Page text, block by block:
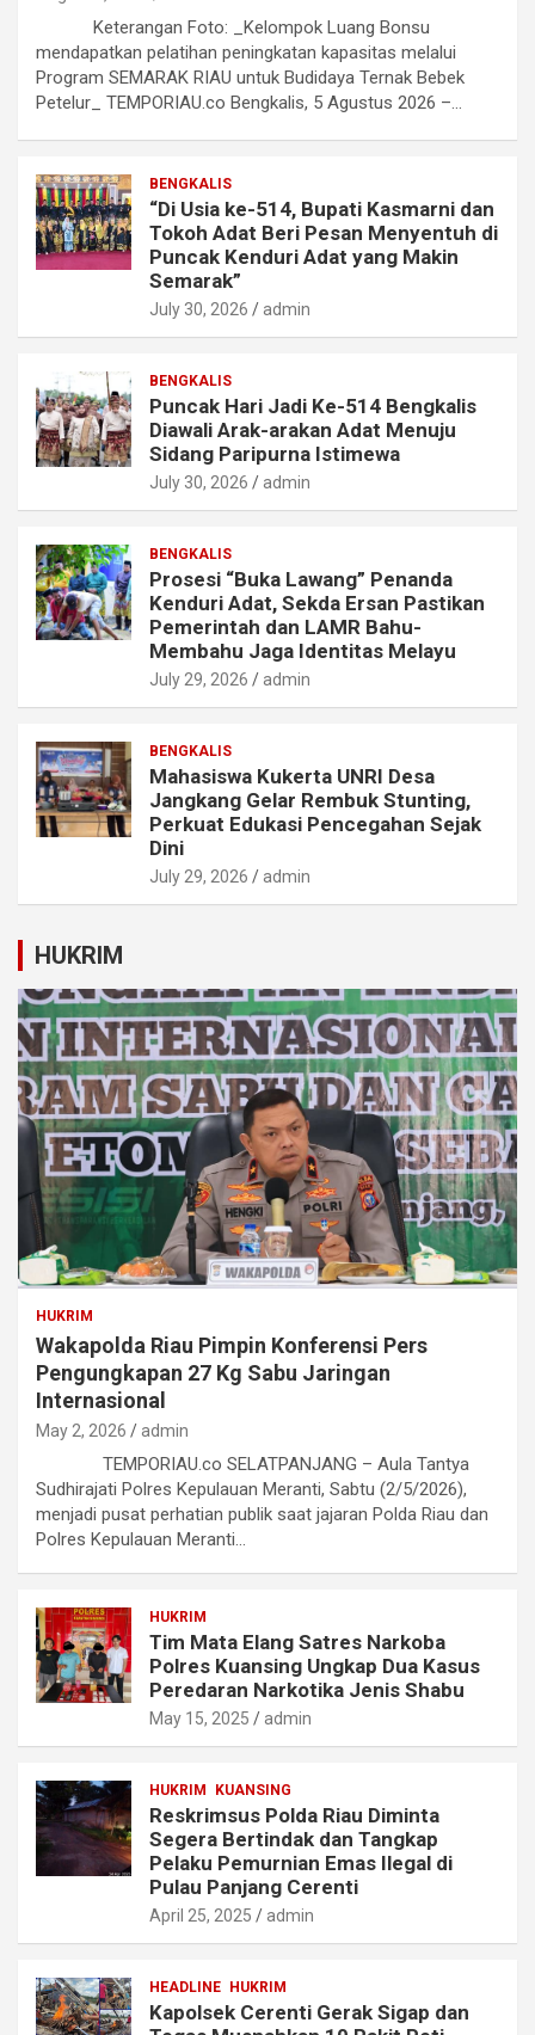
Keterangan Foto: _Kelompok Luang Bonsu
mendapatkan pelatihan peningkatan kapasitas melalui
Program SEMARAK RIAU untuk Budidaya Ternak Bebek
Petelur_ TEMPORIAU.co Bengkalis, 5 Agustus 2026 –…
BENGKALIS
“Di Usia ke-514, Bupati Kasmarni dan
Tokoh Adat Beri Pesan Menyentuh di
Puncak Kenduri Adat yang Makin
Semarak”
July 30, 2026 admin
BENGKALIS
Puncak Hari Jadi Ke-514 Bengkalis
Diawali Arak-arakan Adat Menuju
Sidang Paripurna Istimewa
July 30, 2026 admin
BENGKALIS
Prosesi “Buka Lawang” Penanda
Kenduri Adat, Sekda Ersan Pastikan
Pemerintah dan LAMR Bahu-
Membahu Jaga Identitas Melayu
July 29, 2026 admin
BENGKALIS
Mahasiswa Kukerta UNRI Desa
Jangkang Gelar Rembuk Stunting,
Perkuat Edukasi Pencegahan Sejak
Dini
July 29, 2026 admin
HUKRIM
HUKRIM
Wakapolda Riau Pimpin Konferensi Pers
Pengungkapan 27 Kg Sabu Jaringan
Internasional
May 2, 2026 admin
TEMPORIAU.co SELATPANJANG – Aula Tantya
Sudhirajati Polres Kepulauan Meranti, Sabtu (2/5/2026),
menjadi pusat perhatian publik saat jajaran Polda Riau dan
Polres Kepulauan Meranti…
HUKRIM
Tim Mata Elang Satres Narkoba
Polres Kuansing Ungkap Dua Kasus
Peredaran Narkotika Jenis Shabu
May 15, 2025 admin
HUKRIM KUANSING
Reskrimsus Polda Riau Diminta
Segera Bertindak dan Tangkap
Pelaku Pemurnian Emas Ilegal di
Pulau Panjang Cerenti
April 25, 2025 admin
HEADLINE HUKRIM
Kapolsek Cerenti Gerak Sigap dan